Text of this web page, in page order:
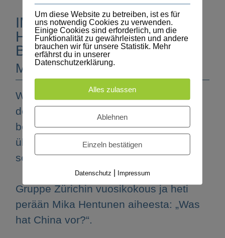
IM ANSCHLUSS DER
HAUPTVERSAMMLUNG
BEGRÜSSEN WIR...
Mika Hentunen
Wir freuen uns, Mika Hentunen nach
der Hauptversammlung bei uns
begrüssen zu dürfen. Er erzählt uns
über „Was hat China vor?“ und von
seinen Erlebnissen.
Gruppe Zürichin vuosikokous ja heti
perään Mika Hentunen aiheesta: „Was
hat China vor?“.
Um diese Website zu betreiben, ist es für
uns notwendig Cookies zu verwenden.
Einige Cookies sind erforderlich, um die
Funktionalität zu gewährleisten und andere
brauchen wir für unsere Statistik. Mehr
erfährst du in unserer
Datenschutzerklärung.
Alles zulassen
Ablehnen
Einzeln bestätigen
Datenschutz Impressum